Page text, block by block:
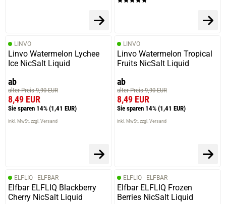
LINVO
Linvo Watermelon Lychee
Ice NicSalt Liquid
ab
alter Preis 9,90 EUR
8,49 EUR
Sie sparen 14% (1,41 EUR)
inkl. MwSt. zzgl. Versand
LINVO
Linvo Watermelon Tropical
Fruits NicSalt Liquid
ab
alter Preis 9,90 EUR
8,49 EUR
Sie sparen 14% (1,41 EUR)
inkl. MwSt. zzgl. Versand
ELFLIQ - ELFBAR
Elfbar ELFLIQ Blackberry
Cherry NicSalt Liquid
ELFLIQ - ELFBAR
Elfbar ELFLIQ Frozen
Berries NicSalt Liquid